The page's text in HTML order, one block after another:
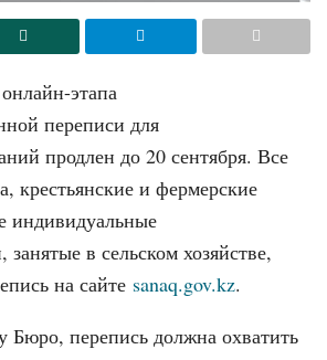
этапа
переписи для
продлен до 20 сентября. Все
крестьянские и фермерские
индивидуальные
в сельском хозяйстве,
на сайте sanaq.gov.kz.
Бюро, перепись должна охватить